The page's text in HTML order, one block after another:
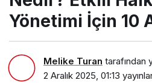
Yönetimi İçin 10
Melike Turan tarafından
2 Aralık 2025, 01:13